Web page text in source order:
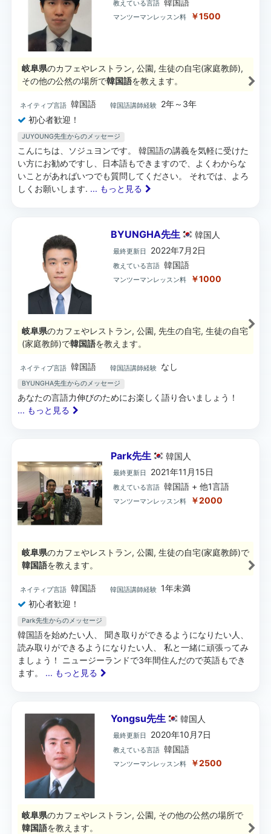
教えている言語
マンツーマンレッスン料 ￥1500
岐阜県のカフェやレストラン, 公園, 生徒の自宅(家庭教師),
その他の公然の場所で韓国語を教えます。
ネイティブ言語 韓国語 韓国語講師経験
2年～3年
初心者歓迎！
JUYOUNG先生からのメッセージ
こんにちは、ソジュヨンです。 韓国語の講義を気軽に受けた
い方にお勧めですし、日本語もできますので、よくわからな
いことがあればいつでも質問してください。 それでは、よろ
しくお願いします. ... もっと見る
BYUNGHA先生 韓国 人
最終更新日 2022年7月2日
教えている言語 韓国語
マンツーマンレッスン料 ￥1000
岐阜県のカフェやレストラン, 公園, 先生の自宅, 生徒の自宅
(家庭教師)で韓国語を教えます。
ネイティブ言語 韓国語 韓国語講師経験 なし
BYUNGHA先生からのメッセージ
あなたの言語力伸びのためにお楽しく語り合いましょう！
... もっと見る
Park先生 韓国 人
最終更新日 2021年11月15日
教えている言語 韓国語 + 他1言語
マンツーマンレッスン料 ￥2000
岐阜県のカフェやレストラン, 公園, 生徒の自宅(家庭教師)で
韓国語を教えます。
ネイティブ言語 韓国語 韓国語講師経験 1年未満
初心者歓迎！
Park先生からのメッセージ
韓国語を始めたい人、 聞き取りができるようになりたい人、
読み取りができるようになりたい人、 私と一緒に頑張ってみ
ましょう！ ニュージーランドで3年間住んだので英語もでき
ます。 ... もっと見る
Yongsu先生 韓国 人
最終更新日 2020年10月7日
教えている言語 韓国語
マンツーマンレッスン料 ￥2500
岐阜県のカフェやレストラン, 公園, その他の公然の場所で
韓国語を教えます。